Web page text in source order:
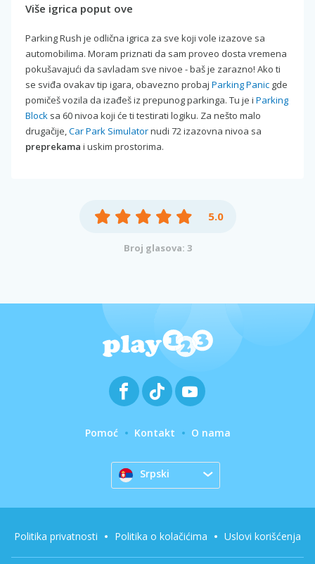
Više igrica poput ove
Parking Rush je odlična igrica za sve koji vole izazove sa
automobilima. Moram priznati da sam proveo dosta vremena
pokušavajući da savladam sve nivoe - baš je zarazno! Ako ti
se sviđa ovakav tip igara, obavezno probaj Parking Panic gde
pomičeš vozila da izađeš iz prepunog parkinga. Tu je i Parking
Block sa 60 nivoa koji će ti testirati logiku. Za nešto malo
drugačije,Car Park Simulatornudi 72 izazovna nivoa sa
preprekama i uskim prostorima.
5.0
Broj glasova: 3
Pomoć Kontakt O nama
Srpski
Politika privatnosti Politika o kolačićima Uslovi korišćenja